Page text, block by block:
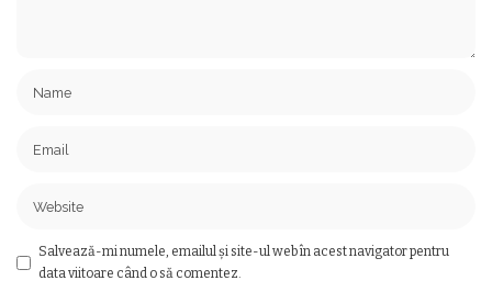
Salvează-mi numele, emailul și site-ul web în acest navigator pentru
data viitoare când o să comentez.